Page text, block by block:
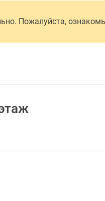
Пожалуйста,